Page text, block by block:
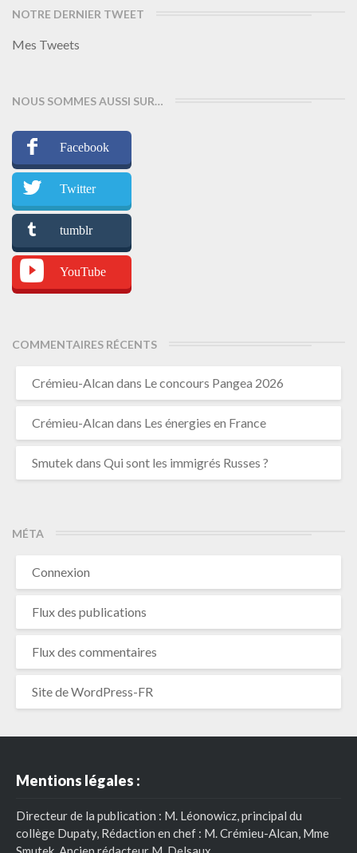
NOTRE DERNIER TWEET
Mes Tweets
NOUS SOMMES AUSSI SUR…
Facebook
Twitter
tumblr
YouTube
COMMENTAIRES RÉCENTS
Crémieu-Alcan dans Le concours Pangea 2026
Crémieu-Alcan dans Les énergies en France
Smutek dans Qui sont les immigrés Russes ?
MÉTA
Connexion
Flux des publications
Flux des commentaires
Site de WordPress-FR
Mentions légales :
Directeur de la publication : M. Léonowicz, principal du
collège Dupaty, Rédaction en chef : M. Crémieu-Alcan, Mme